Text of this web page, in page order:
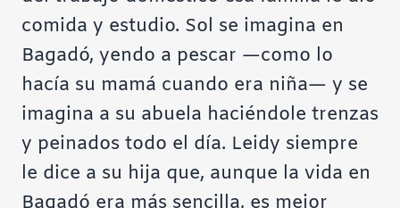
comida y estudio. Sol se imagina en
Bagadó, yendo a pescar —como lo
hacía su mamá cuando era niña— y se
imagina a su abuela haciéndole trenzas
y peinados todo el día. Leidy siempre
le dice a su hija que, aunque la vida en
Bagadó era más sencilla, es mejor